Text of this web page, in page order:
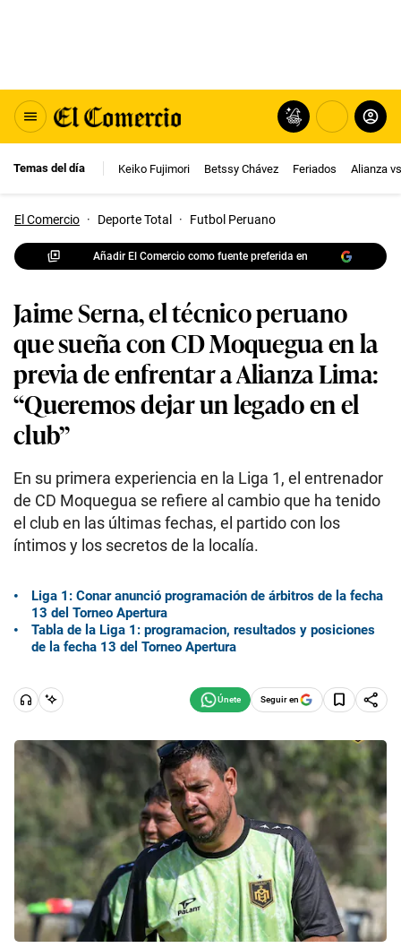
Temas del día Keiko Fujimori Betssy Chávez Feriados Alianza
El Comercio · Deporte Total · Futbol Peruano
Añadir El Comercio como fuente preferida en
Jaime Serna, el técnico peruano
que sueña con CD Moquegua en la
previa de enfrentar a Alianza Lima:
“Queremos dejar un legado en el
club”
En su primera experiencia en la Liga 1, el entrenador
de CD Moquegua se refiere al cambio que ha tenido
el club en las últimas fechas, el partido con los
íntimos y los secretos de la localía.
Liga 1: Conar anunció programación de árbitros de la fecha
13 del Torneo Apertura
Tabla de la Liga 1: programacion, resultados y posiciones
de la fecha 13 del Torneo Apertura
Seguir en